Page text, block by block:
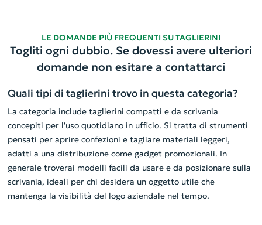
LE DOMANDE PIÙ FREQUENTI SU TAGLIERINI
Togliti ogni dubbio. Se dovessi avere ulteriori
domande non esitare a contattarci
Quali tipi di taglierini trovo in questa categoria?
La categoria include taglierini compatti e da scrivania
concepiti per l'uso quotidiano in ufficio. Si tratta di strumenti
pensati per aprire confezioni e tagliare materiali leggeri,
adatti a una distribuzione come gadget promozionali. In
generale troverai modelli facili da usare e da posizionare sulla
scrivania, ideali per chi desidera un oggetto utile che
mantenga la visibilità del logo aziendale nel tempo.